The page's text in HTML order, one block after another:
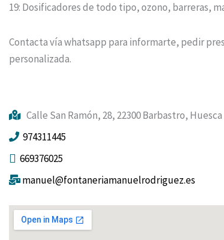
19: Dosificadores de todo tipo, ozono, barreras,
Contacta vía whatsapp para informarte, pedir
personalizada.
Calle San Ramón, 28, 22300 Barbastro, Huesca
974311445
669376025
manuel@fontaneriamanuelrodriguez.es